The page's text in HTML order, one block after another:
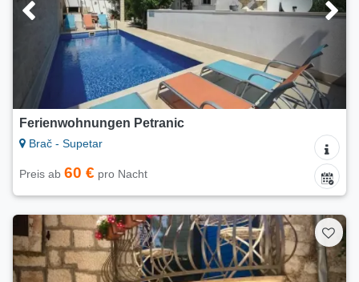
Ferienwohnungen Petranic
Brač - Supetar
Preis ab 60 € pro Nacht